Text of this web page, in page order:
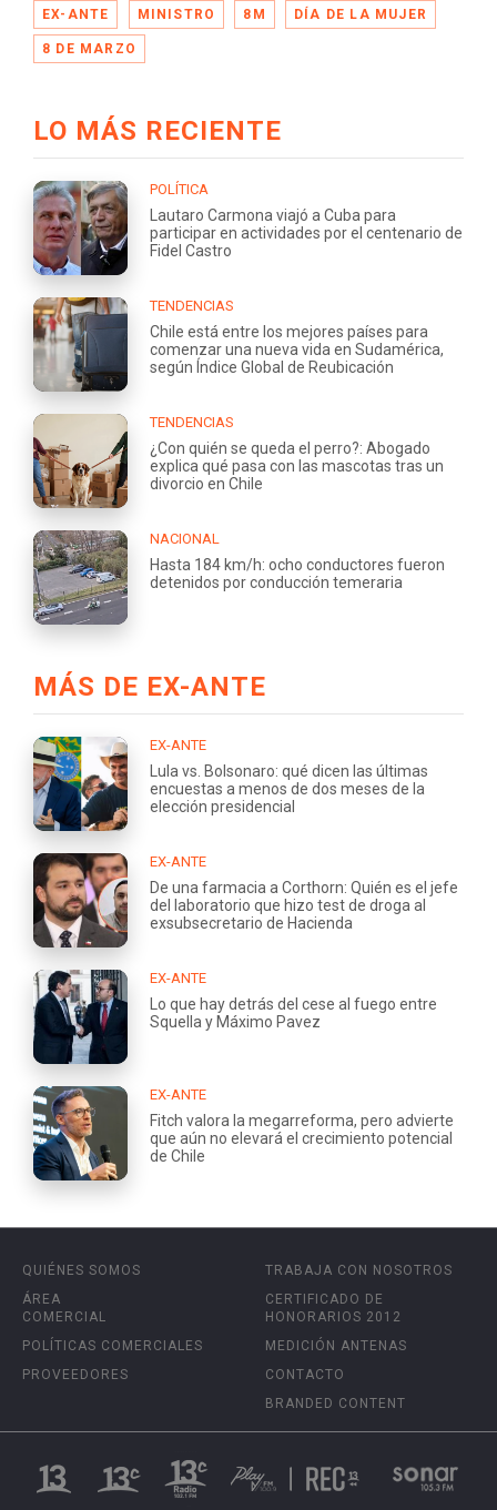
EX-ANTE MINISTRO 8M DÍA DE LA MUJER
8 DE MARZO
LO MÁS RECIENTE
POLÍTICA
Lautaro Carmona viajó a Cuba para
participar en actividades por el centenario de
Fidel Castro
TENDENCIAS
Chile está entre los mejores países para
comenzar una nueva vida en Sudamérica,
según Índice Global de Reubicación
TENDENCIAS
¿Con quién se queda el perro?: Abogado
explica qué pasa con las mascotas tras un
divorcio en Chile
NACIONAL
Hasta 184 km/h: ocho conductores fueron
detenidos por conducción temeraria
MÁS DE EX-ANTE
EX-ANTE
Lula vs. Bolsonaro: qué dicen las últimas
encuestas a menos de dos meses de la
elección presidencial
EX-ANTE
De una farmacia a Corthorn: Quién es el jefe
del laboratorio que hizo test de droga al
exsubsecretario de Hacienda
EX-ANTE
Lo que hay detrás del cese al fuego entre
Squella y Máximo Pavez
EX-ANTE
Fitch valora la megarreforma, pero advierte
que aún no elevará el crecimiento potencial
de Chile
QUIÉNES SOMOS
ÁREA
COMERCIAL
POLÍTICAS COMERCIALES
PROVEEDORES
TRABAJA CON NOSOTROS
CERTIFICADO DE
HONORARIOS 2012
MEDICIÓN ANTENAS
CONTACTO
BRANDED CONTENT